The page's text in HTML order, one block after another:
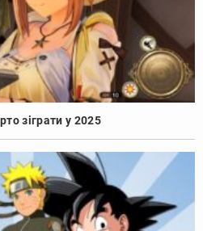
зіграти у 2025